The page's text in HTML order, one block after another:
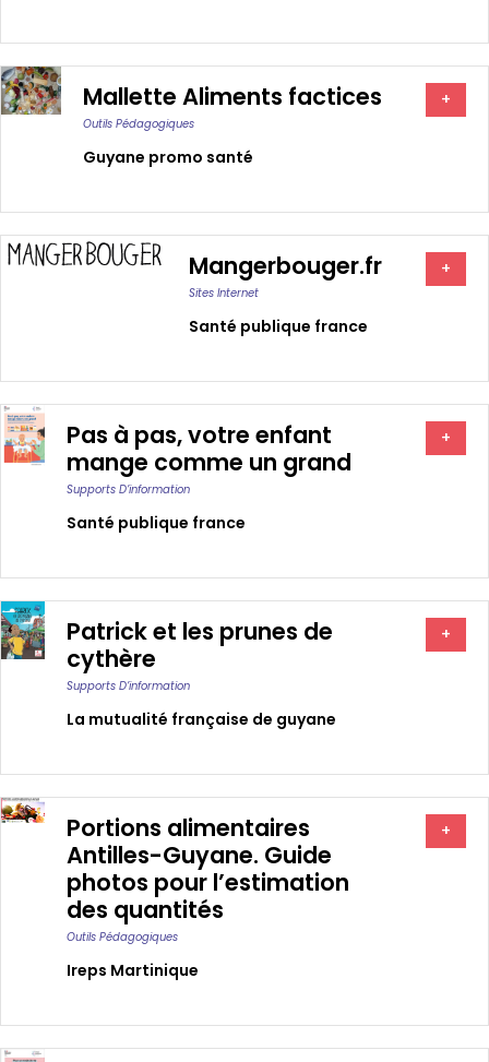
Mallette Aliments factices
Outils Pédagogiques
Guyane promo santé
+
Mangerbouger.fr
Sites Internet
Santé publique france
+
Pas à pas, votre enfant
mange comme un grand
Supports D’information
Santé publique france
+
Patrick et les prunes de
cythère
Supports D’information
La mutualité française de guyane
+
Portions alimentaires
Antilles-Guyane. Guide
photos pour l’estimation
des quantités
Outils Pédagogiques
Ireps Martinique
+